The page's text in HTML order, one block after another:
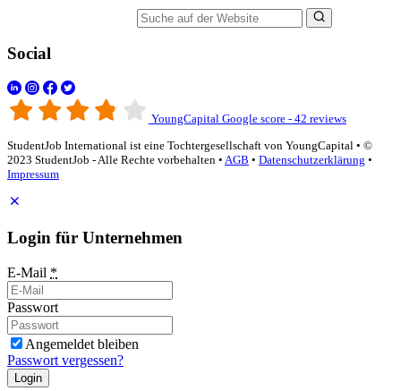
Social
YoungCapital Google score - 42 reviews
StudentJob International ist eine Tochtergesellschaft von YoungCapital • ©
2023 StudentJob - Alle Rechte vorbehalten • AGB • Datenschutzerklärung •
Impressum
Login für Unternehmen
E-Mail *
Passwort
Angemeldet bleiben
Passwort vergessen?
Login